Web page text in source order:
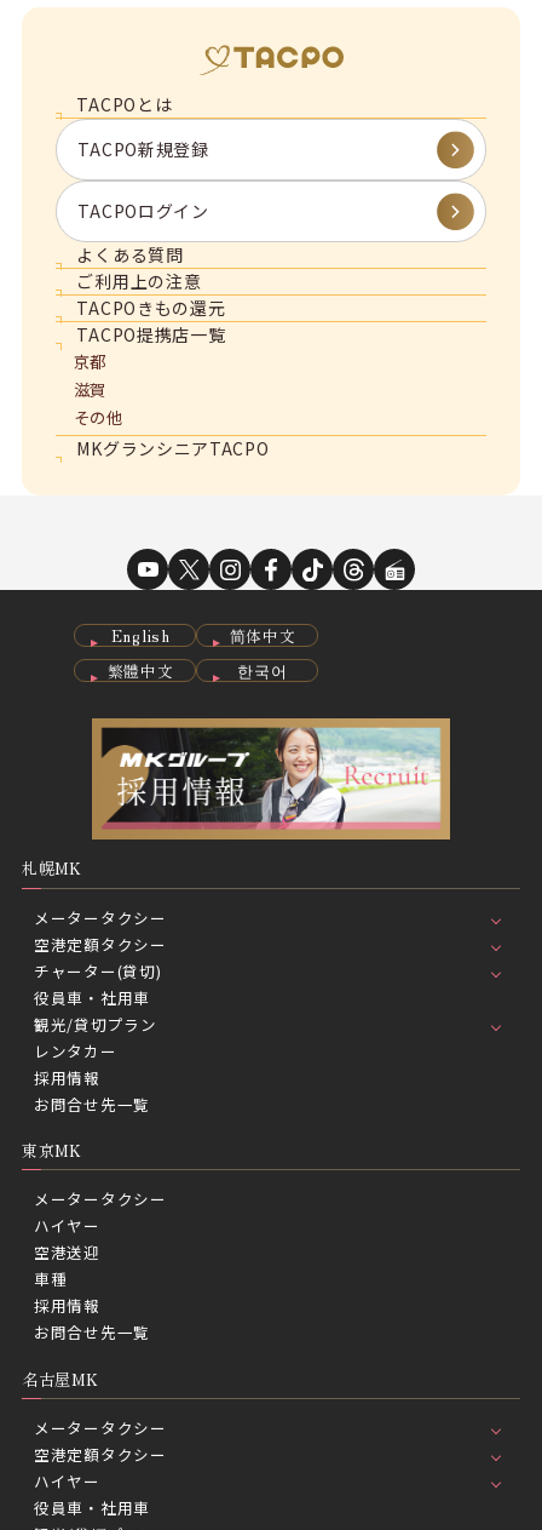
TACPOとは
TACPO新規登録
TACPOログイン
よくある質問
ご利用上の注意
TACPOきもの還元
TACPO提携店一覧
京都
滋賀
その他
MKグランシニアTACPO
English
简体中文
繁體中文
한국어
札幌MK
メータータクシー
空港定額タクシー
チャーター(貸切)
役員車・社用車
観光/貸切プラン
レンタカー
採用情報
お問合せ先一覧
東京MK
メータータクシー
ハイヤー
空港送迎
車種
採用情報
お問合せ先一覧
名古屋MK
メータータクシー
空港定額タクシー
ハイヤー
役員車・社用車